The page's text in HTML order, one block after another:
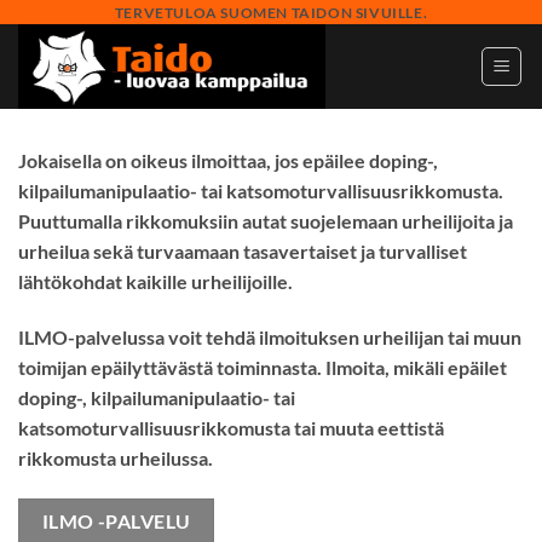
content
TERVETULOA SUOMEN TAIDON SIVUILLE.
Jokaisella on oikeus ilmoittaa, jos epäilee doping-,
kilpailumanipulaatio- tai katsomoturvallisuusrikkomusta.
Puuttumalla rikkomuksiin autat suojelemaan urheilijoita ja
urheilua sekä turvaamaan tasavertaiset ja turvalliset
lähtökohdat kaikille urheilijoille.
ILMO-palvelussa voit tehdä ilmoituksen urheilijan tai muun
toimijan epäilyttävästä toiminnasta. Ilmoita, mikäli epäilet
doping-, kilpailumanipulaatio- tai
katsomoturvallisuusrikkomusta tai muuta eettistä
rikkomusta urheilussa.
ILMO -PALVELU